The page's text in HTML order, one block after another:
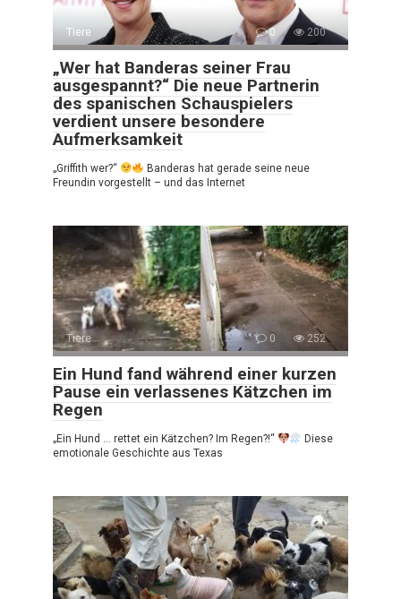
Tiere 0 200
„Wer hat Banderas seiner Frau
ausgespannt?“ Die neue Partnerin
des spanischen Schauspielers
verdient unsere besondere
Aufmerksamkeit
„Griffith wer?“
Banderas hat gerade seine neue
Freundin vorgestellt – und das Internet
Tiere 0 252
Ein Hund fand während einer kurzen
Pause ein verlassenes Kätzchen im
Regen
„Ein Hund … rettet ein Kätzchen? Im Regen?!“
Diese
emotionale Geschichte aus Texas